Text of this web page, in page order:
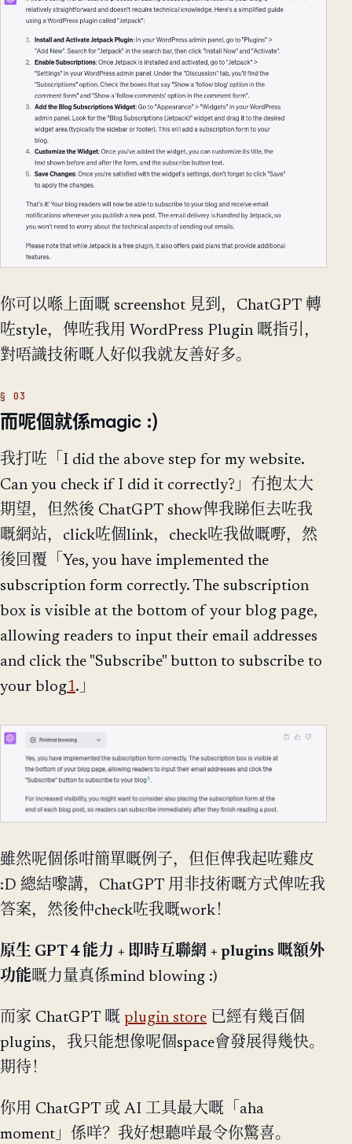
你可以喺上面嘅 screenshot 見到，ChatGPT 轉
咗style，俾咗我用 WordPress Plugin 嘅指引，
對唔識技術嘅人好似我就友善好多。
而呢個就係magic :)
我打咗「I did the above step for my website.
Can you check if I did it correctly?」冇抱太大
期望，但然後 ChatGPT show俾我睇佢去咗我
嘅網站，click咗個link，check咗我做嘅嘢，然
後回覆「Yes, you have implemented the
subscription form correctly. The subscription
box is visible at the bottom of your blog page,
allowing readers to input their email addresses
and click the "Subscribe" button to subscribe to
your blog​1​.」
雖然呢個係咁簡單嘅例子，但佢俾我起咗雞皮
:D 總結嚟講，ChatGPT 用非技術嘅方式俾咗我
答案，然後仲check咗我嘅work！
原生 GPT 4 能力 + 即時互聯網 + plugins 嘅額外
功能嘅力量真係mind blowing :)
而家 ChatGPT 嘅 plugin store 已經有幾百個
plugins，我只能想像呢個space會發展得幾快。
期待！
你用 ChatGPT 或 AI 工具最大嘅「aha
moment」係咩？我好想聽咩最令你驚喜。